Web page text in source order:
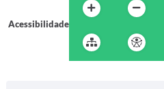
Acessibilidade